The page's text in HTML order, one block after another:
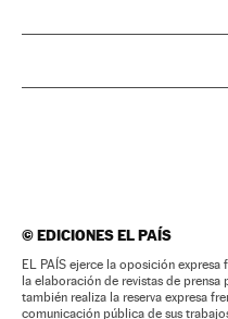
©EDICIONES EL PAÍS
EL PAÍS ejerce la oposición expresa
la elaboración de revistas de
también realiza la reserva expresa
comunicación pública de sus